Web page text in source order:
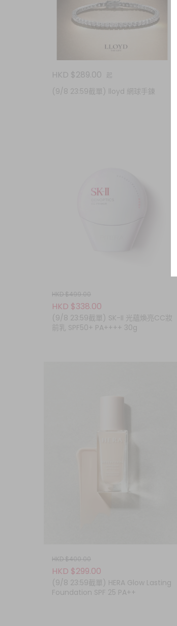
HKD $289.00 起
(9/8 23:59截單) lloyd 網球手鍊
HKD $499.00
HKD $338.00
(9/8 23:59截單) SK-II 光蘊煥亮CC妝
前乳 SPF50+ PA++++ 30g
HKD $400.00
HKD $299.00
(9/8 23:59截單) HERA Glow Lasting
Foundation SPF 25 PA++